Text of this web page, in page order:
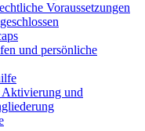
Voraussetzungen
und persönliche
und